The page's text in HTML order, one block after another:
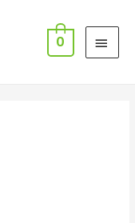
0